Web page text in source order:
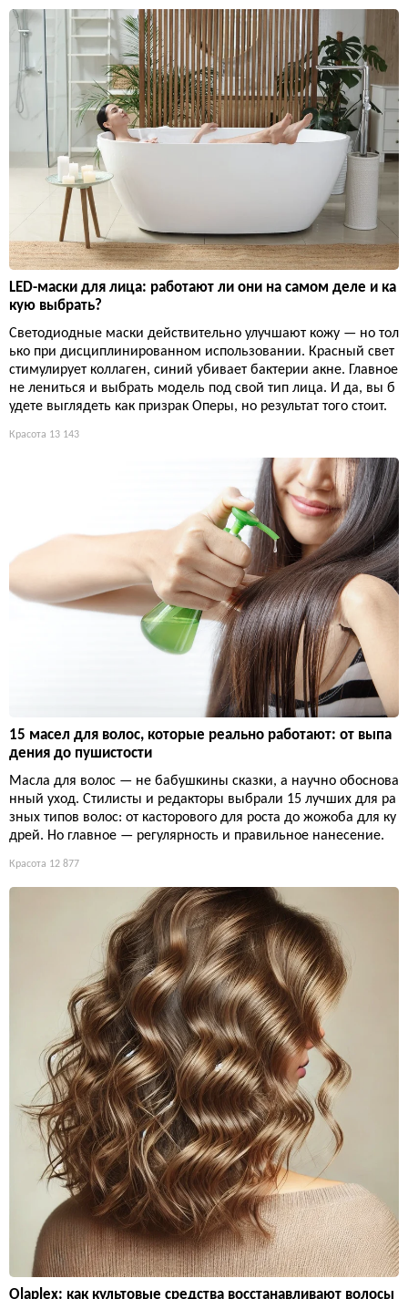
LED-маски для лица: работают ли они на самом деле и ка
кую выбрать?
Светодиодные маски действительно улучшают кожу — но тол
ько при дисциплинированном использовании. Красный свет
стимулирует коллаген, синий убивает бактерии акне. Главное
не лениться и выбрать модель под свой тип лица. И да, вы б
удете выглядеть как призрак Оперы, но результат того стоит.
Красота 13 143
15 масел для волос, которые реально работают: от выпа
дения до пушистости
Масла для волос — не бабушкины сказки, а научно обоснова
нный уход. Стилисты и редакторы выбрали 15 лучших для ра
зных типов волос: от касторового для роста до жожоба для ку
дрей. Но главное — регулярность и правильное нанесение.
Красота 12 877
Olaplex: как культовые средства восстанавливают волосы